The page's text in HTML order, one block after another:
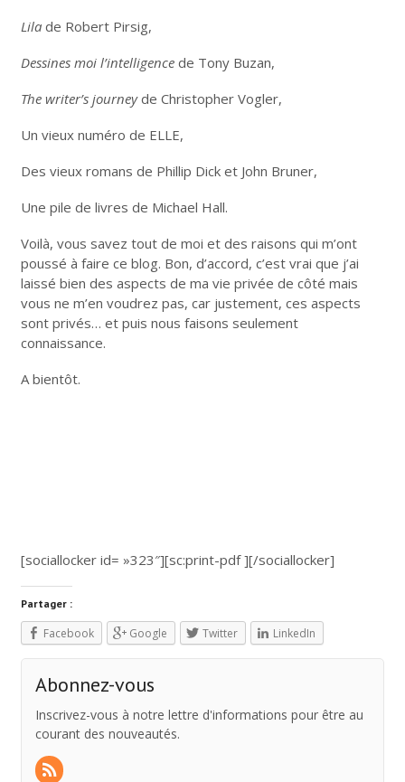
Lilade Robert Pirsig,
Dessines moi l’intelligencede Tony Buzan,
The writer’s journeyde Christopher Vogler,
Un vieux numéro de ELLE,
Des vieux romans de Phillip Dick et John Bruner,
Une pile de livres de Michael Hall.
Voilà, vous savez tout de moi et des raisons qui m’ont
poussé à faire ce blog. Bon, d’accord, c’est vrai que j’ai
laissé bien des aspects de ma vie privée de côté mais
vous ne m’en voudrez pas, car justement, ces aspects
sont privés… et puis nous faisons seulement
connaissance.
A bientôt.
[sociallocker id= »323″][sc:print-pdf ][/sociallocker]
Partager :
Facebook Google Twitter LinkedIn
Abonnez-vous
Inscrivez-vous à notre lettre d'informations pour être au
courant des nouveautés.